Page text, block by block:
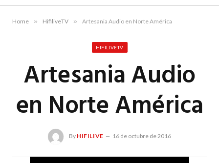
Home » HifiliveTV » Artesania Audio en Norte América
HIFILIVETV
Artesania Audio
en Norte América
By HIFILIVE 16 de octubre de 2016